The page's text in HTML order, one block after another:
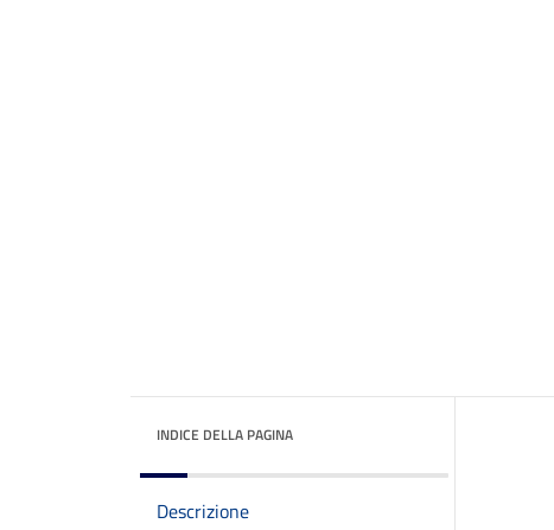
INDICE DELLA PAGINA
Descrizione